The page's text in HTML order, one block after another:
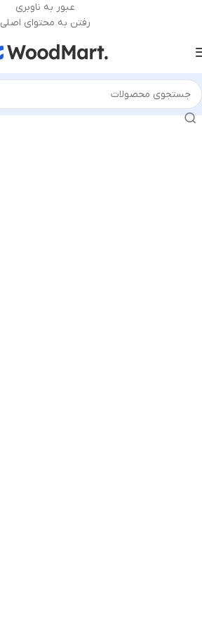
عبور به ناوبری
رفتن به محتوای اصلی